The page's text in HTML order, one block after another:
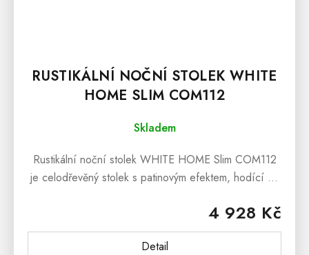
RUSTIKÁLNÍ NOČNÍ STOLEK WHITE
HOME SLIM COM112
Skladem
4 928 Kč
Detail
Rustikální noční stolek WHITE HOME Slim COM112
je celodřevěný stolek s patinovým efektem, hodící se
výborným společníkem nejen k...